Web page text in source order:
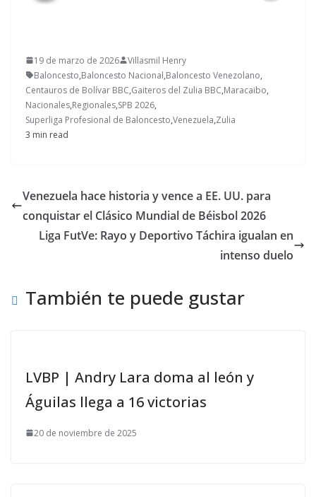
19 de marzo de 2026
Villasmil Henry
Baloncesto,Baloncesto Nacional,Baloncesto Venezolano,
Centauros de Bolívar BBC,Gaiteros del Zulia BBC,Maracaibo,
Nacionales,Regionales,SPB 2026,
Superliga Profesional de Baloncesto,Venezuela,Zulia
3 min read
Venezuela hace historia y vence a EE. UU. para
conquistar el Clásico Mundial de Béisbol 2026
Liga FutVe: Rayo y Deportivo Táchira igualan en
intenso duelo
También te puede gustar
LVBP | Andry Lara doma al león y
Águilas llega a 16 victorias
20 de noviembre de 2025